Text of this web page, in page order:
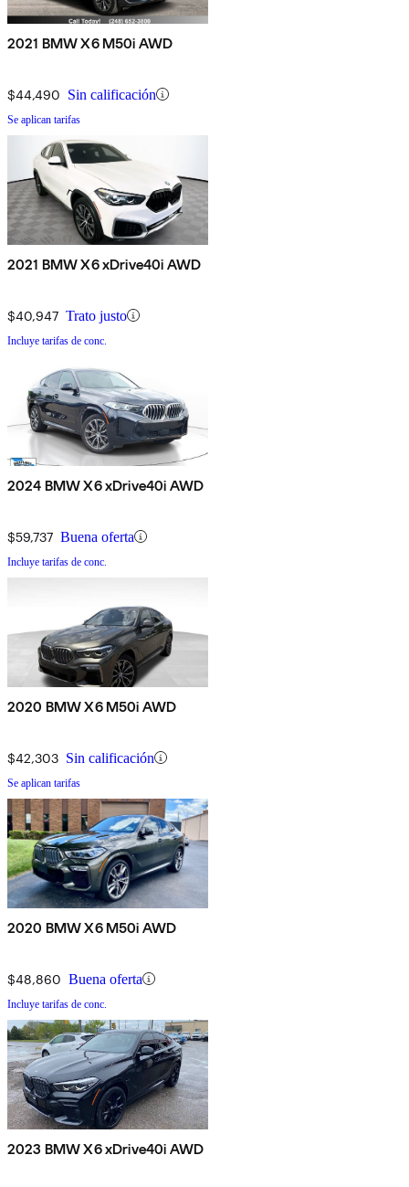
2021 BMW X6 M50i AWD
$44,490 Sin calificación
Se aplican tarifas
2021 BMW X6 xDrive40i AWD
$40,947 Trato justo
Incluye tarifas de conc.
2024 BMW X6 xDrive40i AWD
$59,737 Buena oferta
Incluye tarifas de conc.
2020 BMW X6 M50i AWD
$42,303 Sin calificación
Se aplican tarifas
2020 BMW X6 M50i AWD
$48,860 Buena oferta
Incluye tarifas de conc.
2023 BMW X6 xDrive40i AWD